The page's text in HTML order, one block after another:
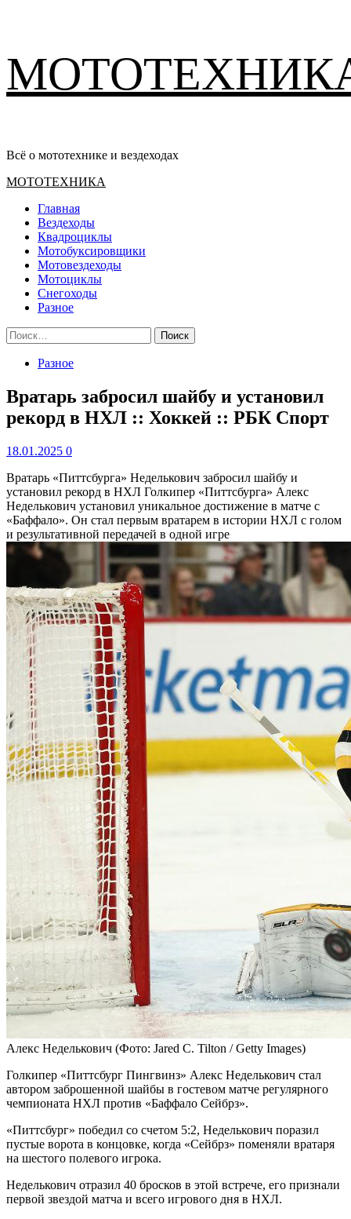
содержимому
Всё о мототехнике и вездеходах
Основное
МОТОТЕХНИКА
Главная
Вездеходы
Квадроциклы
Мотобуксировщики
Мотовездеходы
Мотоциклы
Снегоходы
Разное
Найти:
Разное
Вратарь забросил шайбу и установил
рекорд в НХЛ :: Хоккей :: РБК Спорт
18.01.2025 0
Вратарь «Питтсбурга» Неделькович забросил шайбу и
установил рекорд в НХЛ Голкипер «Питтсбурга» Алекс
Неделькович установил уникальное достижение в матче с
«Баффало». Он стал первым вратарем в истории НХЛ с голом
и результативной передачей в одной игре
Алекс Неделькович (Фото: Jared C. Tilton / Getty Images)
Голкипер «Питтсбург Пингвинз» Алекс Неделькович стал
автором заброшенной шайбы в гостевом матче регулярного
чемпионата НХЛ против «Баффало Сейбрз».
«Питтсбург» победил со счетом 5:2, Неделькович поразил
пустые ворота в концовке, когда «Сейбрз» поменяли вратаря
на шестого полевого игрока.
Неделькович отразил 40 бросков в этой встрече, его признали
первой звездой матча и всего игрового дня в НХЛ.